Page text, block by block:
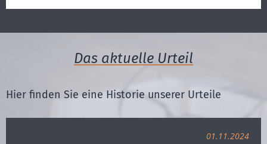
Das aktuelle Urteil
Hier finden Sie eine Historie unserer Urteile
01.11.2024